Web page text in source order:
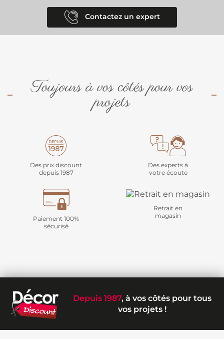
Contactez un expert
Toujours à vos côtés pour vos
projets
Des prix discount
depuis 1987
Des experts à
votre écoute
Paiement 100%
sécurisé
Retrait en
magasin
Depuis 1987, à vos côtés pour tous
vos projets !